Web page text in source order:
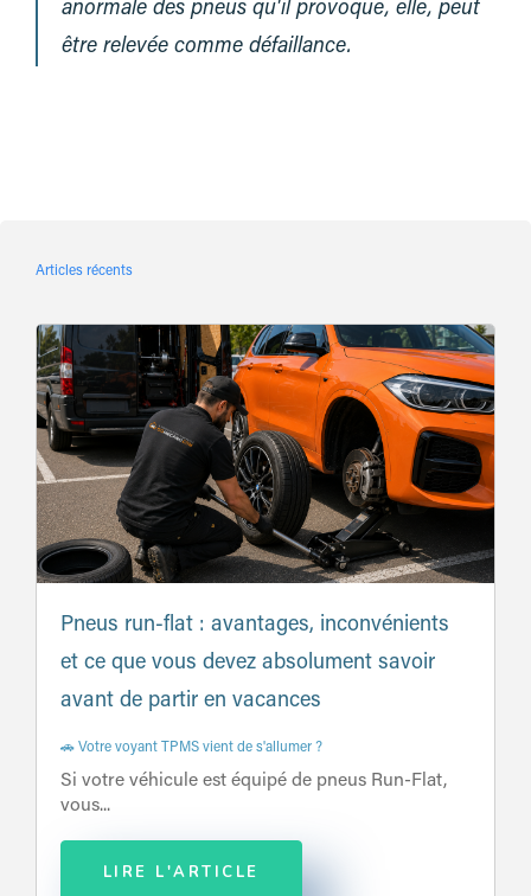
anormale des pneus qu'il provoque, elle, peut
être relevée comme défaillance.
Articles récents
Pneus run-flat : avantages, inconvénients
et ce que vous devez absolument savoir
avant de partir en vacances
🚗 Votre voyant TPMS vient de s'allumer ?
Si votre véhicule est équipé de pneus Run-Flat,
vous...
LIRE L'ARTICLE